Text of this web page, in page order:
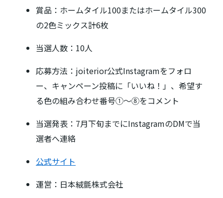
賞品：ホームタイル100またはホームタイル300
の2色ミックス計6枚
当選人数：10人
応募方法：joiterior公式Instagramをフォロ
ー、キャンペーン投稿に「いいね！」、希望す
る色の組み合わせ番号①〜⑧をコメント
当選発表：7月下旬までにInstagramのDMで当
選者へ連絡
公式サイト
運営：日本絨氈株式会社